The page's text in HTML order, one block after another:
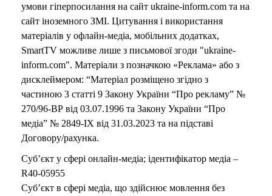
умови гіперпосилання на сайт ukraine-inform.com та на
сайт іноземного ЗМІ. Цитування і використання
матеріалів у офлайн-медіа, мобільних додатках,
SmartTV можливе лише з письмової згоди "ukraine-
inform.com". Матеріали з позначкою «Реклама» або з
дисклеймером: “Матеріал розміщено згідно з
частиною 3 статті 9 Закону України “Про рекламу” №
270/96-ВР від 03.07.1996 та Закону України “Про
медіа” № 2849-IX від 31.03.2023 та на підставі
Договору/рахунка.
Суб’єкт у сфері онлайн-медіа; ідентифікатор медіа –
R40-05955
Суб’єкт в сфері медіа, що здійснює мовлення без